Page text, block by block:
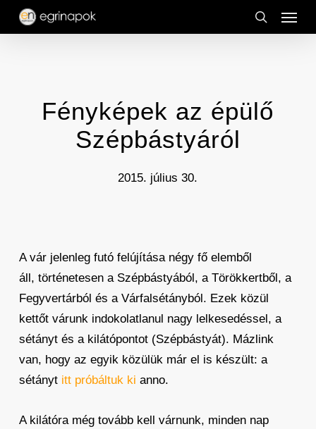
Skip
search
Menu
Fényképek az épülő
Szépbástyáról
2015. július 30.
A vár jelenleg futó felújítása négy fő elemből
áll, történetesen a Szépbástyából, a Törökkertből, a
Fegyvertárból és a Várfalsétányból. Ezek közül
kettőt várunk indokolatlanul nagy lelkesedéssel, a
sétányt és a kilátópontot (Szépbástyát). Mázlink
van, hogy az egyik közülük már el is készült: a
sétányt itt próbáltuk ki anno.
A kilátóra még tovább kell várnunk, minden nap